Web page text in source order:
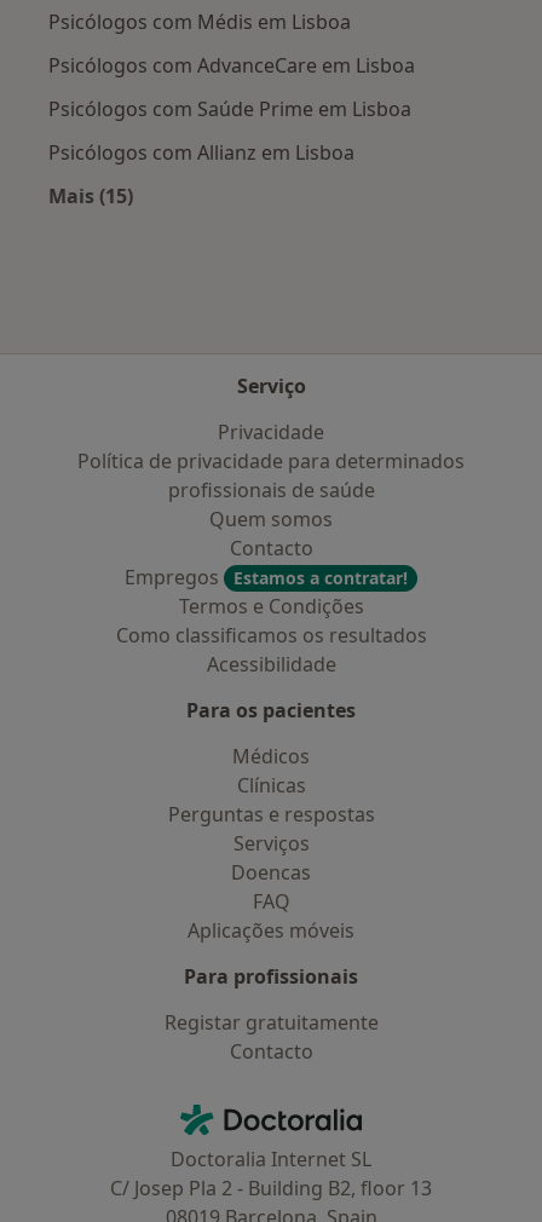
Psicólogos com Médis em Lisboa
Psicólogos com AdvanceCare em Lisboa
Psicólogos com Saúde Prime em Lisboa
Psicólogos com Allianz em Lisboa
Mais (15)
Serviço
Privacidade
Política de privacidade para determinados
profissionais de saúde
Quem somos
Contacto
Empregos
Estamos a contratar!
Termos e Condições
Como classificamos os resultados
Acessibilidade
Para os pacientes
Médicos
Clínicas
Perguntas e respostas
Serviços
Doencas
FAQ
Aplicações móveis
Para profissionais
Registar gratuitamente
Contacto
Doctoralia - Homepage
Doctoralia Internet SL
C/ Josep Pla 2 - Building B2, floor 13